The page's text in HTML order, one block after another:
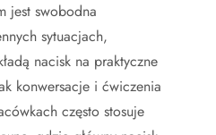
jest swobodna
sytuacjach,
nacisk na praktyczne
konwersacje i ćwiczenia
często stosuje